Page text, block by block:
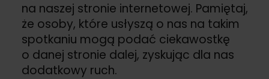
na naszej stronie internetowej. Pamiętaj,
że osoby, które usłyszą o nas na takim
spotkaniu mogą podać ciekawostkę
o danej stronie dalej, zyskując dla nas
dodatkowy ruch.